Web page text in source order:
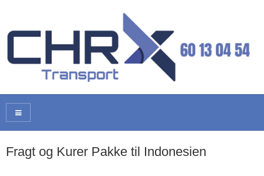
Fragt og Kurer Pakke til Indonesien